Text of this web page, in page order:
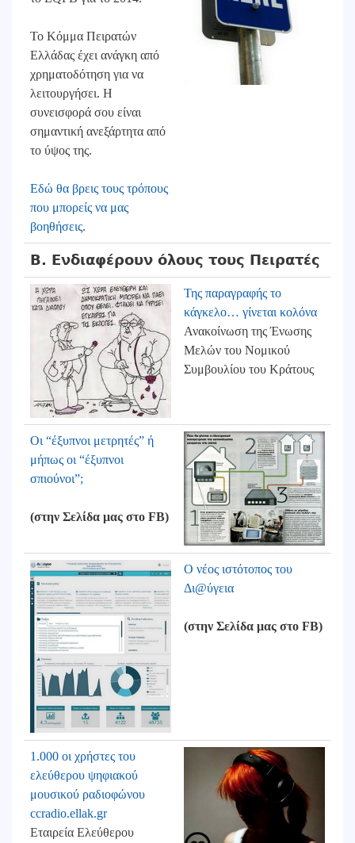
Το Κόμμα Πειρατών
Ελλάδας έχει ανάγκη από
χρηματοδότηση για να
λειτουργήσει. Η
συνεισφορά σου είναι
σημαντική ανεξάρτητα από
το ύψος της.
Εδώ θα βρεις τους τρόπους
που μπορείς να μας
βοηθήσεις.
Β. Ενδιαφέρουν όλους τους Πειρατές
Της παραγραφής το
κάγκελο… γίνεται κολόνα
Ανακοίνωση της Ένωσης
Μελών του Νομικού
Συμβουλίου του Κράτους
Οι “έξυπνοι μετρητές” ή
μήπως οι “έξυπνοι
σπιούνοι”;
(στην Σελίδα μας στο FB)
Ο νέος ιστότοπος του
Δι@ύγεια
(στην Σελίδα μας στο FB)
1.000 οι χρήστες του
ελεύθερου ψηφιακού
μουσικού ραδιοφώνου
ccradio.ellak.gr
Εταιρεία Ελεύθερου